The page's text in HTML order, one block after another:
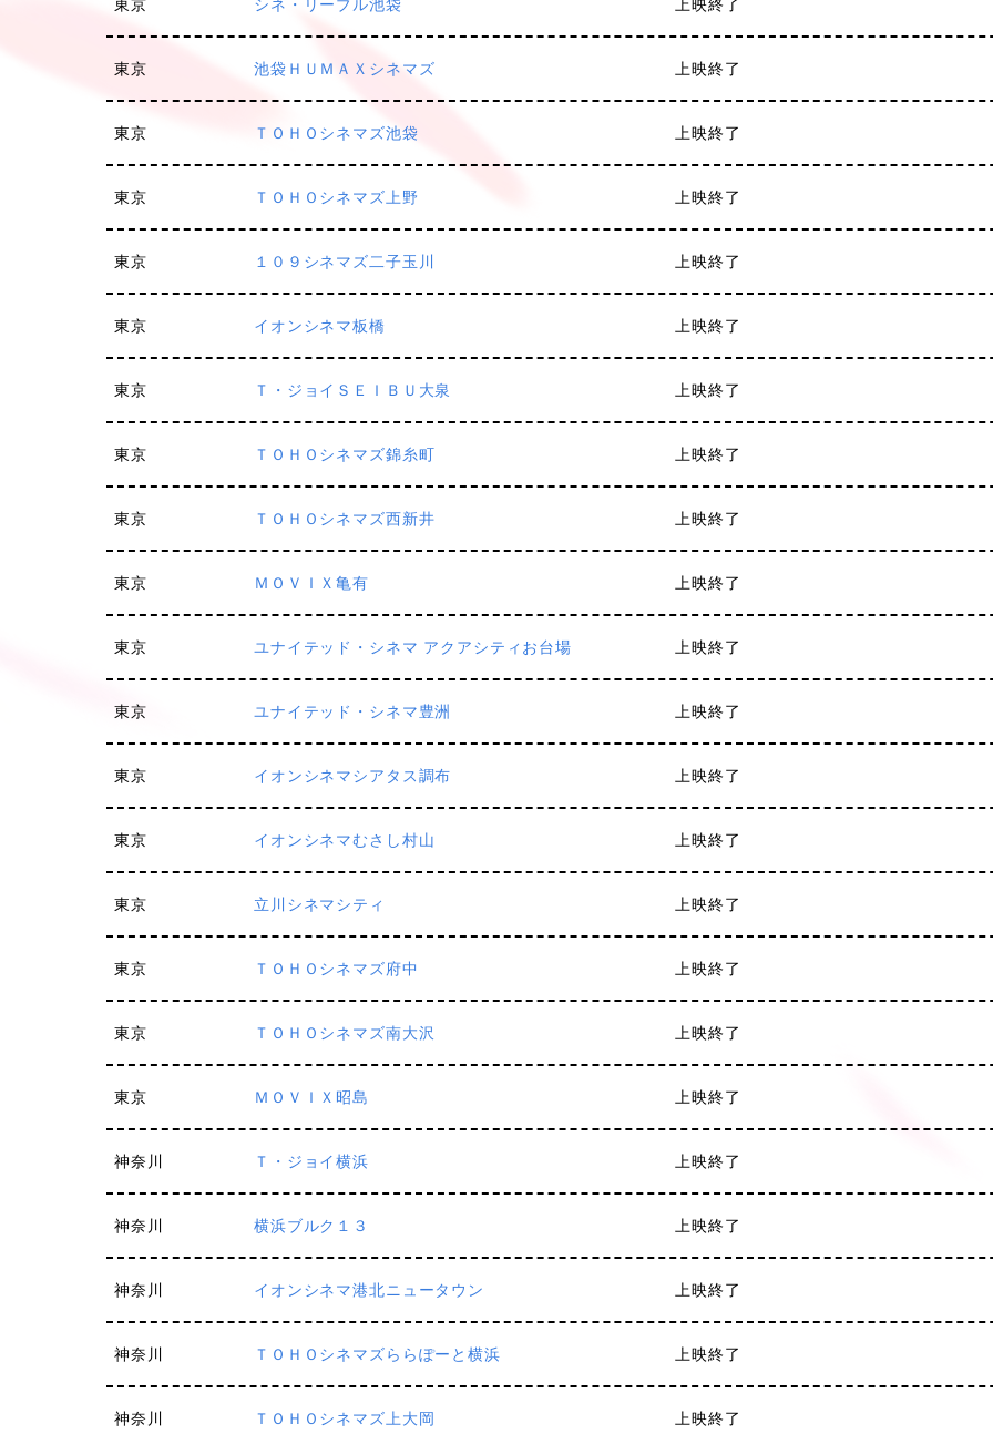
東京 シネ・リーブル池袋 上映終了
東京 池袋ＨＵＭＡＸシネマズ 上映終了
東京 ＴＯＨＯシネマズ池袋 上映終了
東京 ＴＯＨＯシネマズ上野 上映終了
東京 １０９シネマズ二子玉川 上映終了
東京 イオンシネマ板橋 上映終了
東京 Ｔ・ジョイＳＥＩＢＵ大泉 上映終了
東京 ＴＯＨＯシネマズ錦糸町 上映終了
東京 ＴＯＨＯシネマズ西新井 上映終了
東京 ＭＯＶＩＸ亀有 上映終了
東京 ユナイテッド・シネマ アクアシティお台場 上映終了
東京 ユナイテッド・シネマ豊洲 上映終了
東京 イオンシネマシアタス調布 上映終了
東京 イオンシネマむさし村山 上映終了
東京 立川シネマシティ 上映終了
東京 ＴＯＨＯシネマズ府中 上映終了
東京 ＴＯＨＯシネマズ南大沢 上映終了
東京 ＭＯＶＩＸ昭島 上映終了
神奈川 Ｔ・ジョイ横浜 上映終了
神奈川 横浜ブルク１３ 上映終了
神奈川 イオンシネマ港北ニュータウン 上映終了
神奈川 ＴＯＨＯシネマズららぽーと横浜 上映終了
神奈川 ＴＯＨＯシネマズ上大岡 上映終了